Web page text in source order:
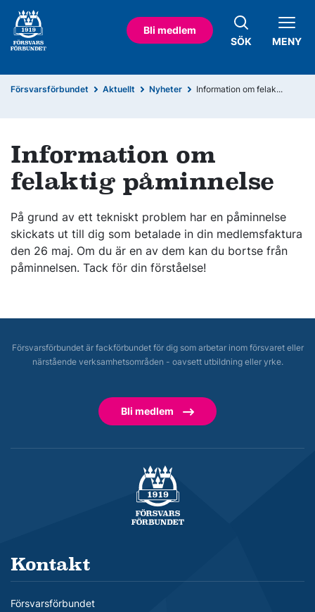
Bli medlem
SÖK
MENY
Försvarsförbundet Aktuellt Nyheter Information om felak...
Information om
felaktig påminnelse
På grund av ett tekniskt problem har en påminnelse
skickats ut till dig som betalade in din medlemsfaktura
den 26 maj. Om du är en av dem kan du bortse från
påminnelsen. Tack för din förståelse!
Försvarsförbundet är fackförbundet för dig som arbetar inom försvaret eller
närstående verksamhetsområden - oavsett utbildning eller yrke.
Bli medlem
Försvarsförbundet
Kontakt
Försvarsförbundet